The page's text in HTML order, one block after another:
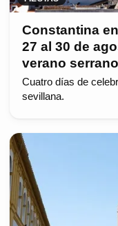
Constantina
27 al 30 de
verano serrano
Cuatro días de
sevillana.